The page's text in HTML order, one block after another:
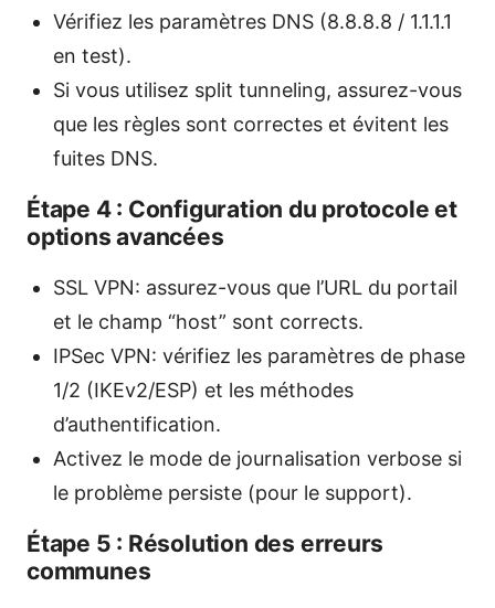
Vérifiez les paramètres DNS (8.8.8.8 / 1.1.1.1
en test).
Si vous utilisez split tunneling, assurez-vous
que les règles sont correctes et évitent les
fuites DNS.
Étape 4 : Configuration du protocole et
options avancées
SSL VPN: assurez-vous que l’URL du portail
et le champ “host” sont corrects.
IPSec VPN: vérifiez les paramètres de phase
1/2 (IKEv2/ESP) et les méthodes
d’authentification.
Activez le mode de journalisation verbose si
le problème persiste (pour le support).
Étape 5 : Résolution des erreurs
communes